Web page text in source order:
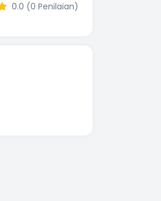
0.0 (0 Penilaian)